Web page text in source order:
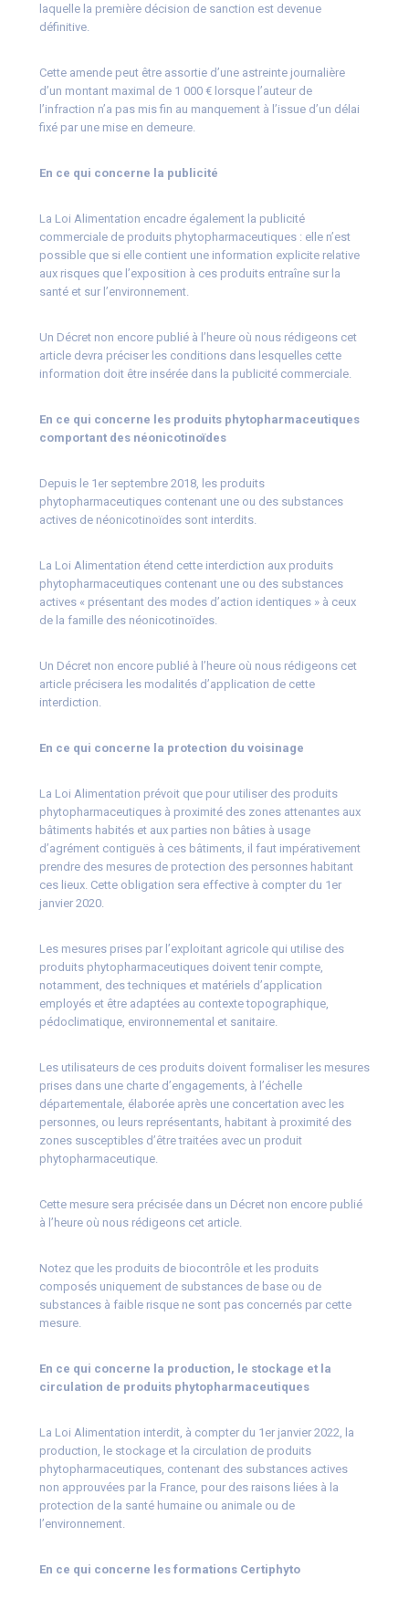
laquelle la première décision de sanction est devenue
définitive.
Cette amende peut être assortie d’une astreinte journalière
d’un montant maximal de 1 000 € lorsque l’auteur de
l’infraction n’a pas mis fin au manquement à l’issue d’un délai
fixé par une mise en demeure.
En ce qui concerne la publicité
La Loi Alimentation encadre également la publicité
commerciale de produits phytopharmaceutiques : elle n’est
possible que si elle contient une information explicite relative
aux risques que l’exposition à ces produits entraîne sur la
santé et sur l’environnement.
Un Décret non encore publié à l’heure où nous rédigeons cet
article devra préciser les conditions dans lesquelles cette
information doit être insérée dans la publicité commerciale.
En ce qui concerne les produits phytopharmaceutiques
comportant des néonicotinoïdes
Depuis le 1er septembre 2018, les produits
phytopharmaceutiques contenant une ou des substances
actives de néonicotinoïdes sont interdits.
La Loi Alimentation étend cette interdiction aux produits
phytopharmaceutiques contenant une ou des substances
actives « présentant des modes d’action identiques » à ceux
de la famille des néonicotinoïdes.
Un Décret non encore publié à l’heure où nous rédigeons cet
article précisera les modalités d’application de cette
interdiction.
En ce qui concerne la protection du voisinage
La Loi Alimentation prévoit que pour utiliser des produits
phytopharmaceutiques à proximité des zones attenantes aux
bâtiments habités et aux parties non bâties à usage
d’agrément contiguës à ces bâtiments, il faut impérativement
prendre des mesures de protection des personnes habitant
ces lieux. Cette obligation sera effective à compter du 1er
janvier 2020.
Les mesures prises par l’exploitant agricole qui utilise des
produits phytopharmaceutiques doivent tenir compte,
notamment, des techniques et matériels d’application
employés et être adaptées au contexte topographique,
pédoclimatique, environnemental et sanitaire.
Les utilisateurs de ces produits doivent formaliser les mesures
prises dans une charte d’engagements, à l’échelle
départementale, élaborée après une concertation avec les
personnes, ou leurs représentants, habitant à proximité des
zones susceptibles d’être traitées avec un produit
phytopharmaceutique.
Cette mesure sera précisée dans un Décret non encore publié
à l’heure où nous rédigeons cet article.
Notez que les produits de biocontrôle et les produits
composés uniquement de substances de base ou de
substances à faible risque ne sont pas concernés par cette
mesure.
En ce qui concerne la production, le stockage et la
circulation de produits phytopharmaceutiques
La Loi Alimentation interdit, à compter du 1er janvier 2022, la
production, le stockage et la circulation de produits
phytopharmaceutiques, contenant des substances actives
non approuvées par la France, pour des raisons liées à la
protection de la santé humaine ou animale ou de
l’environnement.
En ce qui concerne les formations Certiphyto